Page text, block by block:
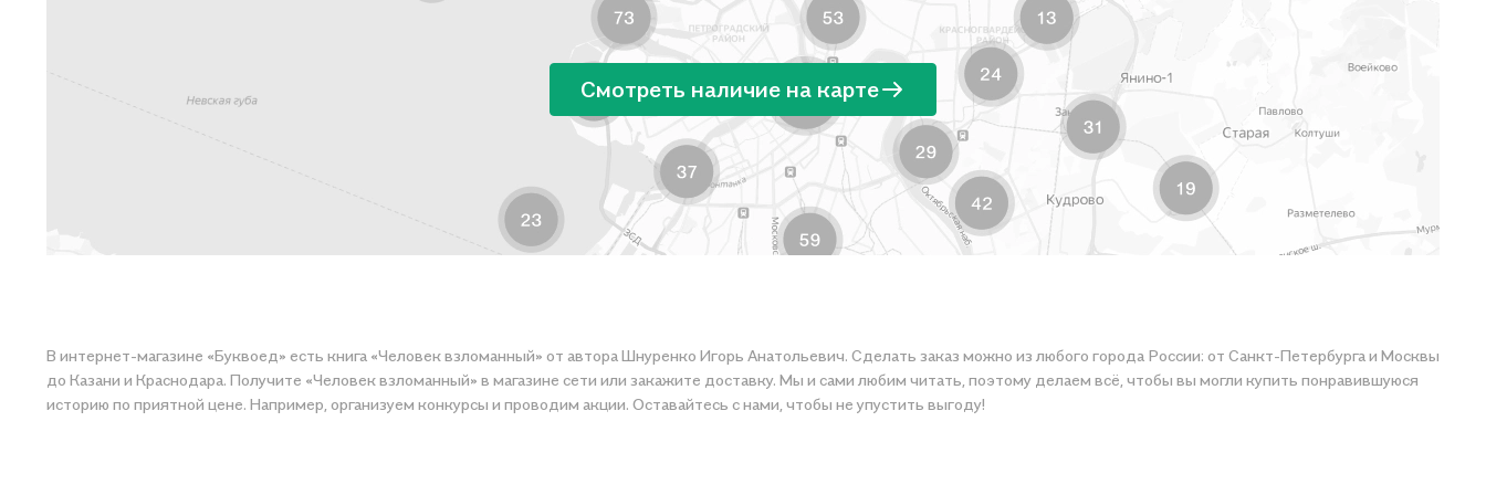
Смотреть наличие на карте
В интернет-магазине «Буквоед» есть книга «Человек взломанный» от автора Шнуренко Игорь Анатольевич. Сделать заказ можно из любого города России: от Санкт-Петербурга и Москвы
до Казани и Краснодара. Получите «Человек взломанный» в магазине сети или закажите доставку. Мы и сами любим читать, поэтому делаем всё, чтобы вы могли купить понравившуюся
историю по приятной цене. Например, организуем конкурсы и проводим акции. Оставайтесь с нами, чтобы не упустить выгоду!